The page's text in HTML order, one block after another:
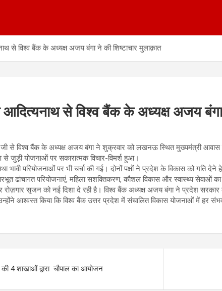
से विश्व बैंक के अध्यक्ष अजय बंगा ने की शिष्टाचार मुलाक़ात
से विश्व बैंक के अध्यक्ष अजय बंगा
जी से विश्व बैंक के अध्यक्ष अजय बंगा ने शुक्रवार को लखनऊ स्थित मुख्यमंत्री आवास
जुड़ी योजनाओं पर सकारात्मक विचार-विमर्श हुआ।
परियोजनाओं पर भी चर्चा की गई। दोनों पक्षों ने प्रदेश के विकास को गति
ढांचागत परियोजनाएं, महिला सशक्तिकरण, कौशल विकास और स्वास्थ्य सेवाओं
सृजन को नई दिशा दे रही है। विश्व बैंक अध्यक्ष अजय बंगा ने प्रदेश सरकार
आश्वस्त किया कि विश्व बैंक उत्तर प्रदेश में संचालित विकास योजनाओं में हर
की 4 शाखाओं द्वारा चौपाल का आयोजन